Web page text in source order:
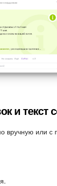
и текст
вручную или